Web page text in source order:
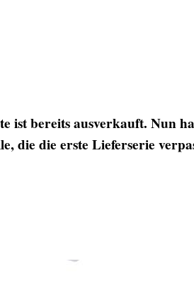
ist bereits ausverkauft. Nun
die die erste Lieferserie